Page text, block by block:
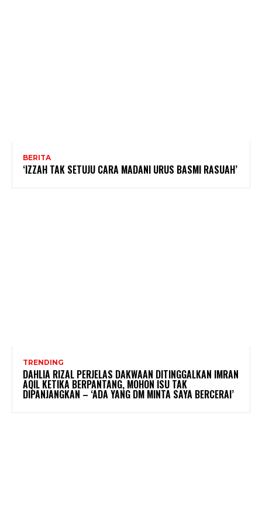
BERITA
‘IZZAH TAK SETUJU CARA MADANI URUS BASMI RASUAH’
TRENDING
DAHLIA RIZAL PERJELAS DAKWAAN DITINGGALKAN IMRAN
AQIL KETIKA BERPANTANG, MOHON ISU TAK
DIPANJANGKAN – ‘ADA YANG DM MINTA SAYA BERCERAI’